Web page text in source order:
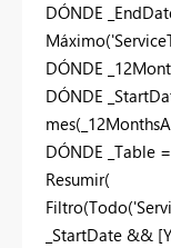
DÓNDE
Máximo
DÓNDE
DÓNDE
mes
DÓNDE _Table =
Resumir(
Filtro(Todo
_StartDate &&